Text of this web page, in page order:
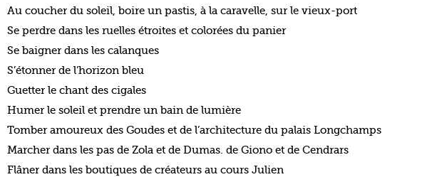
Au coucher du soleil, boire un pastis, à la caravelle, sur le vieux-port
Se perdre dans les ruelles étroites et colorées du panier
Se baigner dans les calanques
S’étonner de l’horizon bleu
Guetter le chant des cigales
Humer le soleil et prendre un bain de lumière
Tomber amoureux des Goudes et de l’architecture du palais Longchamps
Marcher dans les pas de Zola et de Dumas. de Giono et de Cendrars
Flâner dans les boutiques de créateurs au cours Julien